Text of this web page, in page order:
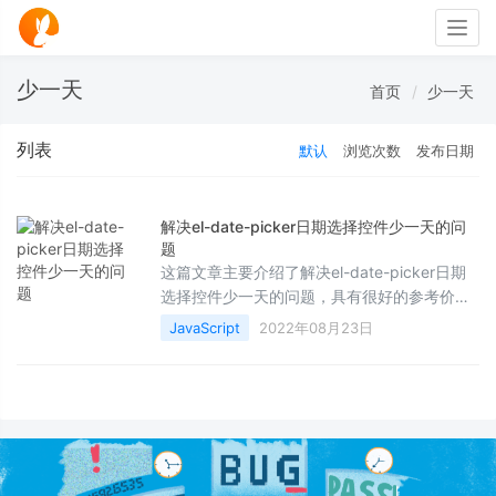
少一天 首页 少一天
列表 默认 浏览次数 发布日期
解决el-date-picker日期选择控件少一天的问
题
这篇文章主要介绍了解决el-date-picker日期
选择控件少一天的问题，具有很好的参考价
值，希望对大家有所帮助。如有错误或未考虑
完全的地方，望不吝赐教
JavaScript 2022年08月23日